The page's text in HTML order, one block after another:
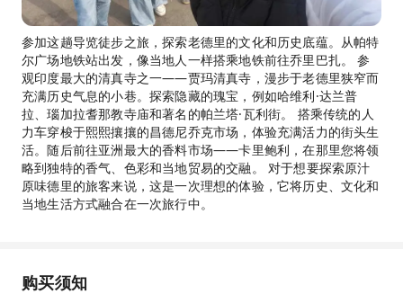
参加这趟导览徒步之旅，探索老德里的文化和历史底蕴。从帕特
尔广场地铁站出发，像当地人一样搭乘地铁前往乔里巴扎。 参
观印度最大的清真寺之一——贾玛清真寺，漫步于老德里狭窄而
充满历史气息的小巷。探索隐藏的瑰宝，例如哈维利·达兰普
拉、瑙加拉耆那教寺庙和著名的帕兰塔·瓦利街。 搭乘传统的人
力车穿梭于熙熙攘攘的昌德尼乔克市场，体验充满活力的街头生
活。随后前往亚洲最大的香料市场——卡里鲍利，在那里您将领
略到独特的香气、色彩和当地贸易的交融。 对于想要探索原汁
原味德里的旅客来说，这是一次理想的体验，它将历史、文化和
当地生活方式融合在一次旅行中。
购买须知